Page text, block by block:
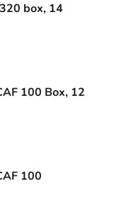
box, 14
100 Box, 12
100